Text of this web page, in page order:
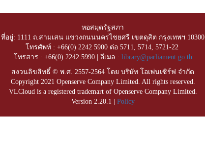
หอสมุดรัฐสภา
ที่อยู่: 1111 ถ.สามเสน แขวงถนนนครไชยศรี เขตดุสิต กรุงเทพฯ 10300
โทรศัพท์ : +66(0) 2242 5900 ต่อ 5711, 5714, 5721-22
โทรสาร : +66(0) 2242 5990 | อีเมล : library@parliament.go.th
สงวนลิขสิทธิ์ © พ.ศ. 2557-2564 โดย บริษัท โอเพ่นเซิร์ฟ จำกัด
Copyright 2021 Openserve Company Limited. All rights reserved.
VLCloud is a registered trademart of Openserve Company Limited.
Version 2.20.1 | Policy